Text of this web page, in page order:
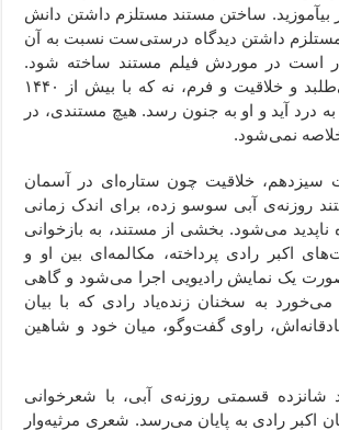
بیآموزید. ساختن مستند مستلزم داشتن دانش
داشتن دیدگاه درستی‌ست نسبت به آن‌
است در موردش فیلم مستند ساخته شود.
مستند، سناریو می‌طلبد و خلاقیت و فرم، نه که با بیش از ۱۴۴۰
درد آید و او به جنون رسد. هیچ مستندی، در
نمی‌شود.
سیزدهم، خلاقیت چون ستاره‌ای در آسمان
روزنه‌ی آبی سوسو زده، برای اندک زمانی
می‌شود. بخشی از مستند، به بازخوانی
اکبر رادی پرداخته، مکالمه‌ای بین او و
یک نمایش رادیویی اجرا می‌شود و گاهی
به سخنان زنده‌یاد رادی که با بیان
راوی‌ گفت‌وگو، میان خود و شاهین
شانزده قسمتی روزنه‌ی آبی، با شعرخوانی
اکبر رادی به پایان می‌رسد. شعری مرثیه‌وار